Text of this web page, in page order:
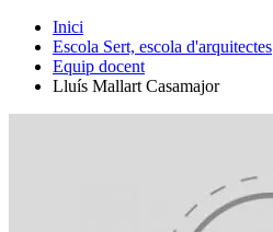
Inici
Escola Sert, escola d'arquitectes
Equip docent
Lluís Mallart Casamajor